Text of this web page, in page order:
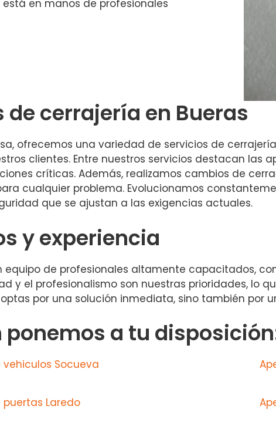
en manos de profesionales
de cerrajería en Bueras
ofrecemos una variedad de servicios de
clientes. Entre nuestros servicios destacan las
críticas. Además, realizamos cambios de
cualquier problema. Evolucionamos
que se ajustan a las exigencias actuales.
y experiencia
equipo de profesionales altamente capacitados,
y el profesionalismo son nuestras prioridades, lo
optas por una solución inmediata, sino también
ponemos a tu
Socueva
Laredo